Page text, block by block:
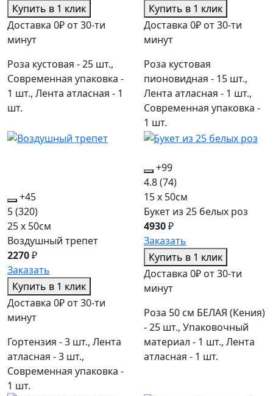
Купить в 1 клик
Доставка 0₽ от 30-ти
минут
Роза кустовая - 25 шт.,
Современная упаковка -
1 шт., Лента атласная - 1
шт.
Купить в 1 клик
Доставка 0₽ от 30-ти
минут
Роза кустовая
пионовидная - 15 шт.,
Лента атласная - 1 шт.,
Современная упаковка -
1 шт.
+45
5(320)
25 x 50см
Воздушный трепет
2270₽
Заказать
Купить в 1 клик
Доставка 0₽ от 30-ти
минут
Гортензия - 3 шт., Лента
атласная - 3 шт.,
Современная упаковка -
1 шт.
+99
4.8(74)
15 x 50см
Букет из 25 белых роз
4930₽
Заказать
Купить в 1 клик
Доставка 0₽ от 30-ти
минут
Роза 50 см БЕЛАЯ (Кения)
- 25 шт., Упаковочный
материал - 1 шт., Лента
атласная - 1 шт.